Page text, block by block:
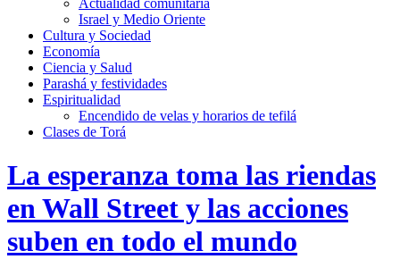
Israel y Medio Oriente
Cultura y Sociedad
Economía
Ciencia y Salud
Parashá y festividades
Espiritualidad
Encendido de velas y horarios de tefilá
Clases de Torá
La esperanza toma las riendas
en Wall Street y las acciones
suben en todo el mundo